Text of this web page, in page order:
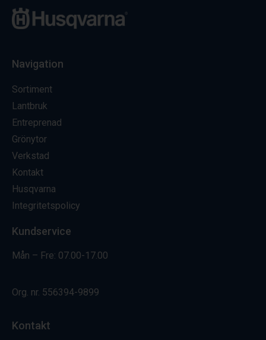
Navigation
Sortiment
Lantbruk
Entreprenad
Grönytor
Verkstad
Kontakt
Husqvarna
Integritetspolicy
Kundservice
Mån – Fre: 07.00-17.00
Org. nr. 556394-9899
Kontakt